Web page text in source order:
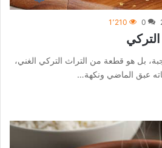
0 1٬210
بل هو قطعة من التراث التركي الغني،
عبق الماضي ونكهة…